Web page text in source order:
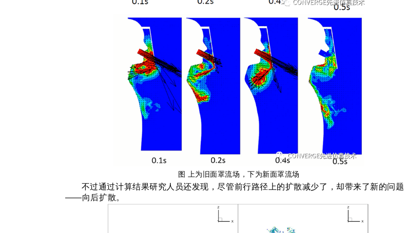
图 上为旧面罩流场，下为新面罩流场
不过通过计算结果研究人员还发现，尽管前行路径上的扩散减少了，却带来了新的问题
——向后扩散。